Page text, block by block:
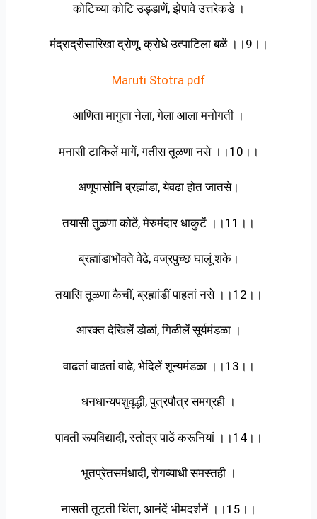
कोटिच्या कोटि उड्डाणें, झेपावे उत्तरेकडे ।
मंद्राद्रीसारिखा द्रोणू, क्रोधे उत्पाटिला बळें ।।9।।
Maruti Stotra pdf
आणिता मागुता नेला, गेला आला मनोगती ।
मनासी टाकिलें मागें, गतीस तूळणा नसे ।।10।।
अणूपासोनि ब्रह्मांडा, येवढा होत जातसे।
तयासी तुळणा कोठें, मेरुमंदार धाकुटें ।।11।।
ब्रह्मांडाभोंवते वेढे, वज्रपुच्छ घालूं शके।
तयासि तूळणा कैचीं, ब्रह्मांडीं पाहतां नसे ।।12।।
आरक्त देखिलें डोळां, गिळीलें सूर्यमंडळा ।
वाढतां वाढतां वाढे, भेदिलें शून्यमंडळा ।।13।।
धनधान्यपशुवृद्धी, पुत्रपौत्र समग्रही ।
पावती रूपविद्यादी, स्तोत्र पाठें करूनियां ।।14।।
भूतप्रेतसमंधादी, रोगव्याधी समस्तही ।
नासती तूटती चिंता, आनंदें भीमदर्शनें ।।15।।